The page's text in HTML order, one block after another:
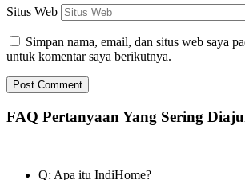
Situs Web
Simpan nama, email, dan situs web saya
untuk komentar saya berikutnya.
FAQ Pertanyaan Yang Sering
Q: Apa itu IndiHome?